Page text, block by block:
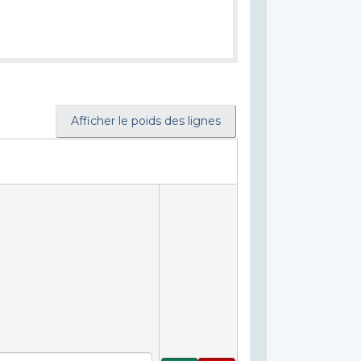
Afficher le poids des lignes